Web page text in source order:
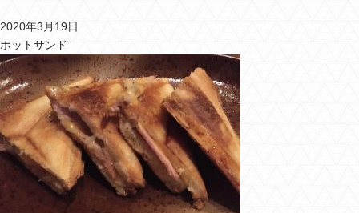
バー ウッディについて
メニュー＆料金
おすすめカクテル
交通のご案内
フォトギャラリー
2020年3月19日
ホットサンド